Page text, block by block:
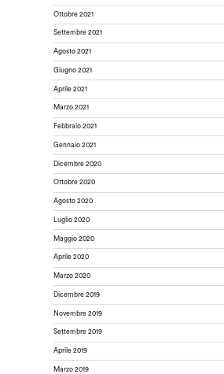
Ottobre 2021
Settembre 2021
Agosto 2021
Giugno 2021
Aprile 2021
Marzo 2021
Febbraio 2021
Gennaio 2021
Dicembre 2020
Ottobre 2020
Agosto 2020
Luglio 2020
Maggio 2020
Aprile 2020
Marzo 2020
Dicembre 2019
Novembre 2019
Settembre 2019
Aprile 2019
Marzo 2019